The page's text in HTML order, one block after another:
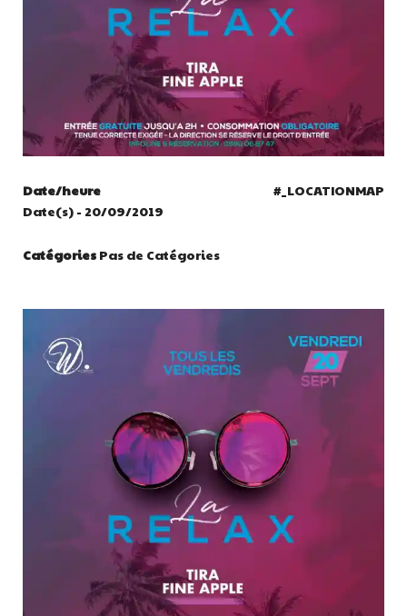
#_LOCATIONMAP
Date/heure
Date(s) - 20/09/2019
Catégories Pas de Catégories